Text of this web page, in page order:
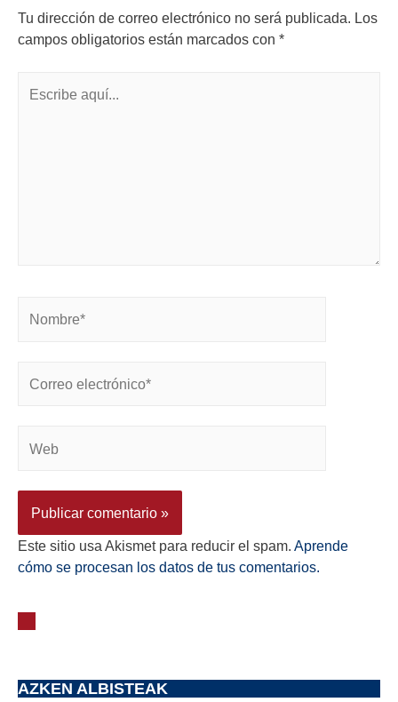
Tu dirección de correo electrónico no será publicada. Los
campos obligatorios están marcados con *
Este sitio usa Akismet para reducir el spam. Aprende
cómo se procesan los datos de tus comentarios.
AZKEN ALBISTEAK